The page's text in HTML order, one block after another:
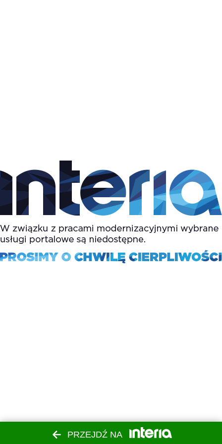
PRZEJDŹ NA